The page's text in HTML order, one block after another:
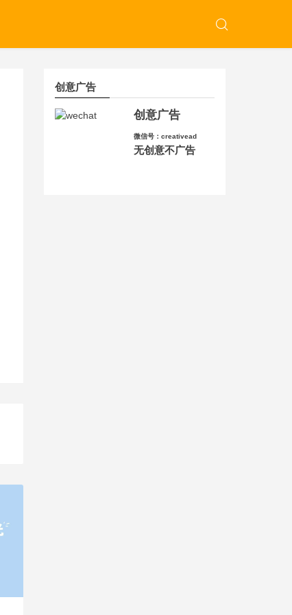
创意广告
创意广告
微信号：creativead
无创意不广告